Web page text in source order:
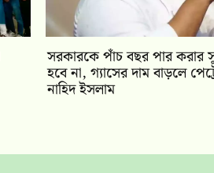
সরকারকে পাঁচ বছর পার করার
হবে না, গ্যাসের দাম বাড়লে
নাহিদ ইসলাম